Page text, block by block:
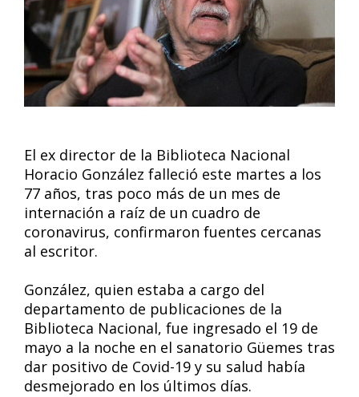
El ex director de la Biblioteca Nacional
Horacio González falleció este martes a los
77 años, tras poco más de un mes de
internación a raíz de un cuadro de
coronavirus, confirmaron fuentes cercanas
al escritor.
González, quien estaba a cargo del
departamento de publicaciones de la
Biblioteca Nacional, fue ingresado el 19 de
mayo a la noche en el sanatorio Güemes tras
dar positivo de Covid-19 y su salud había
desmejorado en los últimos días.